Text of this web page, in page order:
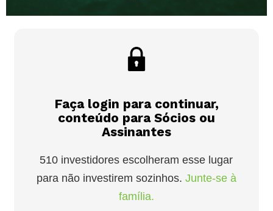
Faça login para continuar,
conteúdo para Sócios ou
Assinantes
510 investidores escolheram esse lugar
para não investirem sozinhos. Junte-se à
família.